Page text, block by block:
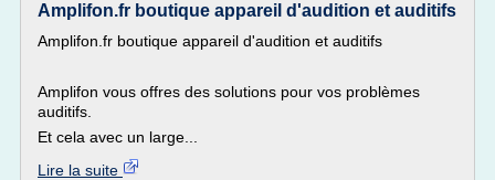
Amplifon.fr boutique appareil d'audition et auditifs
Amplifon.fr boutique appareil d'audition et auditifs
Amplifon vous offres des solutions pour vos problèmes
auditifs.
Et cela avec un large...
Lire la suite